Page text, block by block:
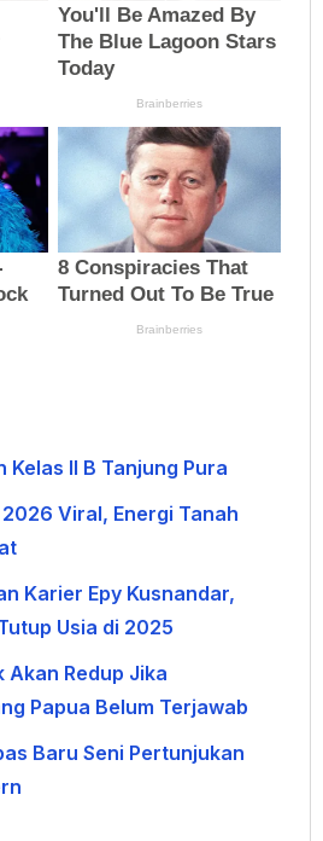
II B Tanjung Pura
Viral, Energi Tanah
Karier Epy Kusnandar,
Usia di 2025
Akan Redup Jika
Papua Belum Terjawab
Baru Seni Pertunjukan